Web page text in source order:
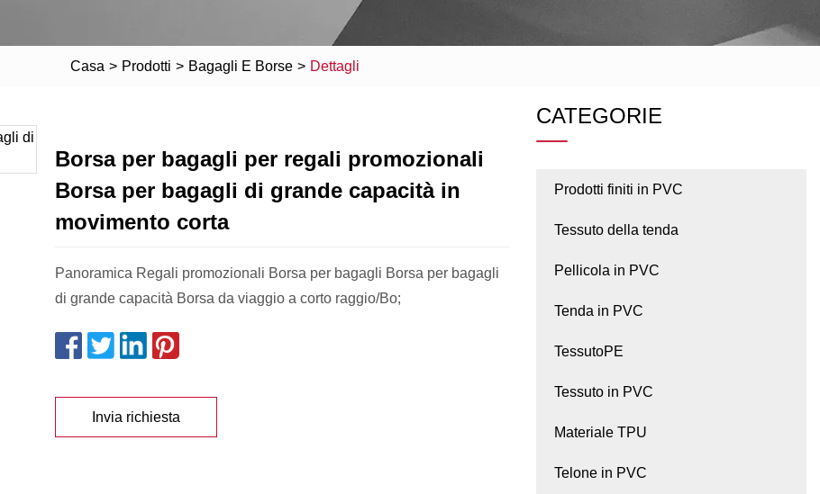
Casa > Prodotti > Bagagli E Borse > Dettagli
Borsa per bagagli per regali promozionali
Borsa per bagagli di grande capacità in
movimento corta
Panoramica Regali promozionali Borsa per bagagli Borsa per bagagli
di grande capacità Borsa da viaggio a corto raggio/Bo;
Invia richiesta
CATEGORIE
Prodotti finiti in PVC
Tessuto della tenda
Pellicola in PVC
Tenda in PVC
TessutoPE
Tessuto in PVC
Materiale TPU
Telone in PVC